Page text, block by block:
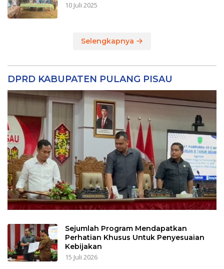
10 Juli 2025
Selengkapnya
DPRD KABUPATEN PULANG PISAU
Sejumlah Program Mendapatkan
Perhatian Khusus Untuk Penyesuaian
Kebijakan
15 Juli 2026